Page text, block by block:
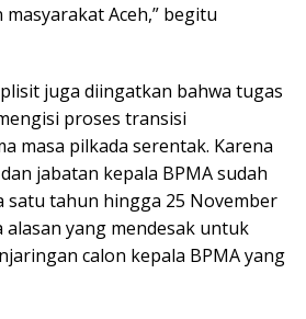
Aceh,” begitu
juga diingatkan bahwa tugas
proses transisi
masa pilkada serentak. Karena
jabatan kepala BPMA sudah
satu tahun hingga 25 November
alasan yang mendesak untuk
calon kepala BPMA yang